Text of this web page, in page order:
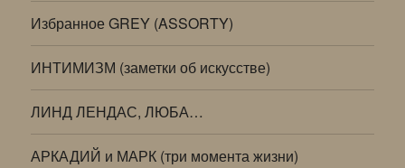
Избранное GREY (ASSORTY)
ИНТИМИЗМ (заметки об искусстве)
ЛИНД ЛЕНДАС, ЛЮБА…
АРКАДИЙ и МАРК (три момента жизни)